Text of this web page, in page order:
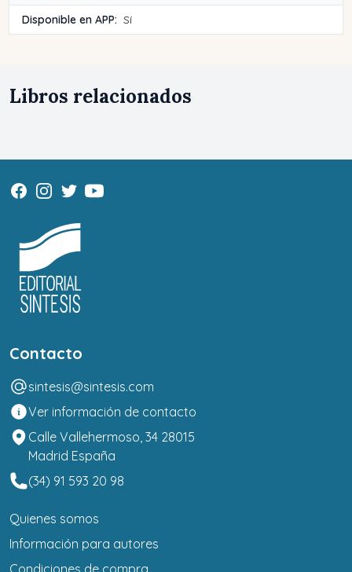
Disponible en APP: Sí
Libros relacionados
Contacto
sintesis@sintesis.com
Ver información de contacto
Calle Vallehermoso, 34 28015
Madrid España
(34) 91 593 20 98
Quienes somos
Información para autores
Condiciones de compra